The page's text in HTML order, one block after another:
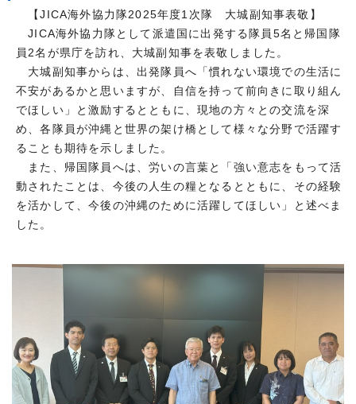
【JICA海外協力隊2025年度1次隊 大城副知事表敬】
JICA海外協力隊として派遣国に出発する隊員5名と帰国隊
員2名が県庁を訪れ、大城副知事を表敬しました。
大城副知事からは、出発隊員へ「慣れない環境での生活に
不安があるかと思いますが、自信を持って前向きに取り組ん
でほしい」と激励するとともに、現地の方々との交流を深
め、各隊員が沖縄と世界の架け橋として様々な分野で活躍す
ることも期待を示しました。
また、帰国隊員へは、労いの言葉と「強い意志をもって活
動されたことは、今後の人生の糧となるとともに、その経験
を活かして、今後の沖縄のために活躍してほしい」と述べま
した。